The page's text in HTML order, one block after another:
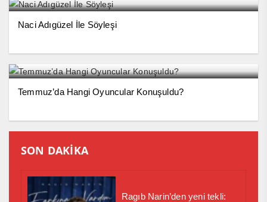
Naci Adıgüzel İle Söyleşi
Temmuz’da Hangi Oyuncular Konuşuldu?
SON DAKİKA
Ragıb Narin’den yeni tekli: